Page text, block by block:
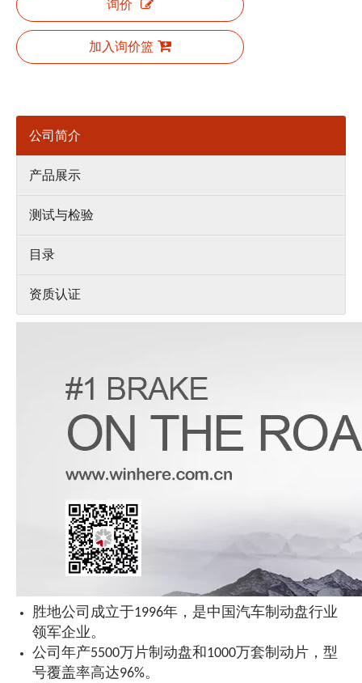
询价
加入询价篮
公司简介
产品展示
测试与检验
目录
资质认证
胜地公司成立于1996年，是中国汽车制动盘行业
领军企业。
公司年产5500万片制动盘和1000万套制动片，型
号覆盖率高达96%。